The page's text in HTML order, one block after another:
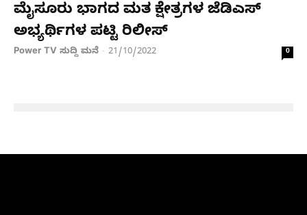
ಮೈಸೂರು ಭಾಗದ ಮತ ಕ್ಷೇತ್ರಗಳ ಜೆಡಿಎಸ್​​
ಅಭ್ಯರ್ಥಿಗಳ ಪಟ್ಟಿ ರಿಲೀಸ್​
Power TV ಸುದ್ದಿ ಮನೆ - 21/10/2022 0